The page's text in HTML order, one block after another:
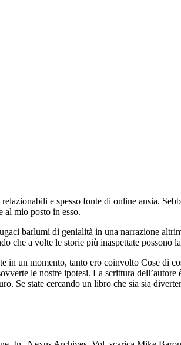
e spesso fonte di online ansia.
al mio posto in esso.
barlumi di genialità in una narrazione
che a volte le storie più inaspettate possono
un momento, tanto ero coinvolto Cose di
le nostre ipotesi. La scrittura
Se state cercando un libro che sia sia